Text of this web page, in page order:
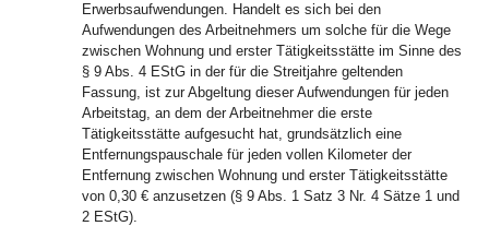
Erwerbsaufwendungen. Handelt es sich bei den
Aufwendungen des Arbeitnehmers um solche für die Wege
zwischen Wohnung und erster Tätigkeitsstätte im Sinne des
§ 9 Abs. 4 EStG in der für die Streitjahre geltenden
Fassung, ist zur Abgeltung dieser Aufwendungen für jeden
Arbeitstag, an dem der Arbeitnehmer die erste
Tätigkeitsstätte aufgesucht hat, grundsätzlich eine
Entfernungspauschale für jeden vollen Kilometer der
Entfernung zwischen Wohnung und erster Tätigkeitsstätte
von 0,30 € anzusetzen (§ 9 Abs. 1 Satz 3 Nr. 4 Sätze 1 und
2 EStG).